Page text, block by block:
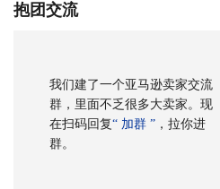
抱团交流
我们建了一个亚马逊卖家交流
群，里面不乏很多大卖家。现
在扫码回复“ 加群 ” ，拉你进
群。